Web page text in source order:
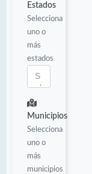
Estados
Selecciona
uno o
más
estados
Municipios
Selecciona
uno o
más
municipios